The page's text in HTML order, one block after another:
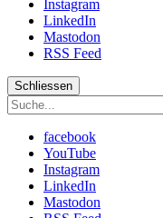
Instagram
LinkedIn
Mastodon
RSS Feed
Schliessen
Suche
facebook
YouTube
Instagram
LinkedIn
Mastodon